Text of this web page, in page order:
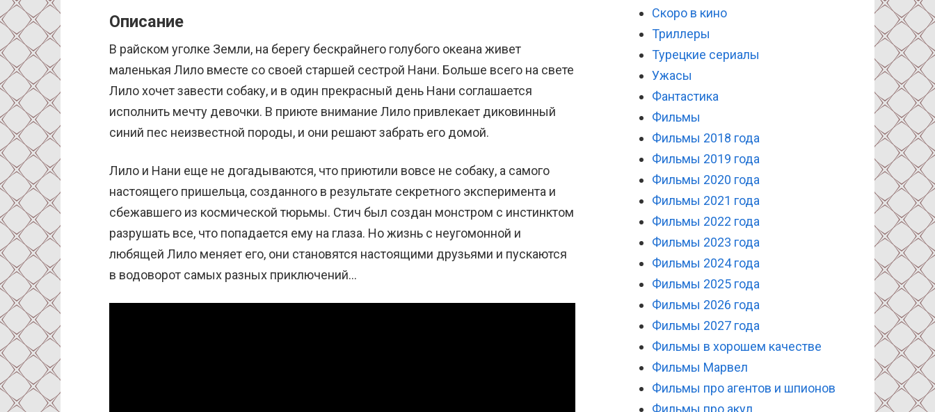
Описание
В райском уголке Земли, на берегу бескрайнего голубого океана живет
маленькая Лило вместе со своей старшей сестрой Нани. Больше всего на свете
Лило хочет завести собаку, и в один прекрасный день Нани соглашается
исполнить мечту девочки. В приюте внимание Лило привлекает диковинный
синий пес неизвестной породы, и они решают забрать его домой.
Лило и Нани еще не догадываются, что приютили вовсе не собаку, а самого
настоящего пришельца, созданного в результате секретного эксперимента и
сбежавшего из космической тюрьмы. Стич был создан монстром с инстинктом
разрушать все, что попадается ему на глаза. Но жизнь с неугомонной и
любящей Лило меняет его, они становятся настоящими друзьями и пускаются
в водоворот самых разных приключений…
Скоро в кино
Триллеры
Турецкие сериалы
Ужасы
Фантастика
Фильмы
Фильмы 2018 года
Фильмы 2019 года
Фильмы 2020 года
Фильмы 2021 года
Фильмы 2022 года
Фильмы 2023 года
Фильмы 2024 года
Фильмы 2025 года
Фильмы 2026 года
Фильмы 2027 года
Фильмы в хорошем качестве
Фильмы Марвел
Фильмы про агентов и шпионов
Фильмы про акул